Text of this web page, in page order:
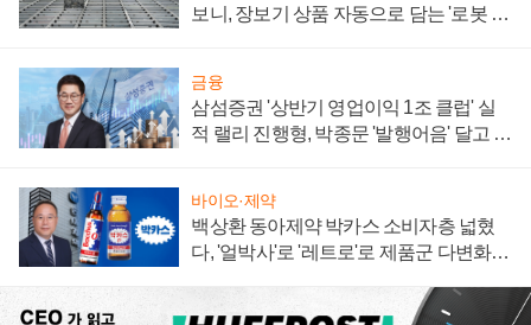
보니, 장보기 상품 자동으로 담는 '로봇 40
금융
삼섬증권 '상반기 영업이익 1조 클럽' 실
적 랠리 진행형, 박종문 '발행어음' 달고 연
바이오·제약
백상환 동아제약 박카스 소비자층 넓혔
다, '얼박사'로 '레트로'로 제품군 다변화